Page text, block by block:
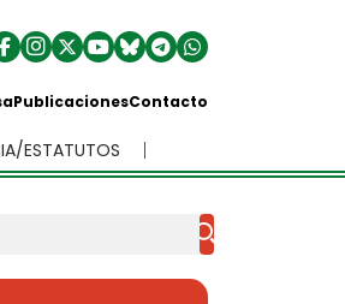
PublicacionesContacto
ESTATUTOS